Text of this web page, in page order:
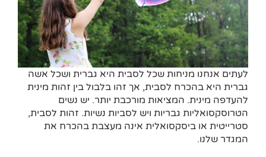
לעתים אנחנו מניחות שכל לסבית היא גברית ושכל אשה
גברית היא בהכרח לסבית, אך זהו בלבול בין זהות מינית
להעדפה מינית. המציאות מורכבת יותר. יש נשים
הטרוסקסואליות גבריות ויש לסביות נשיות. זהות לסבית,
סטרייטית או ביסקסואלית אינה מעצבת בהכרח את
המגדר שלנו.